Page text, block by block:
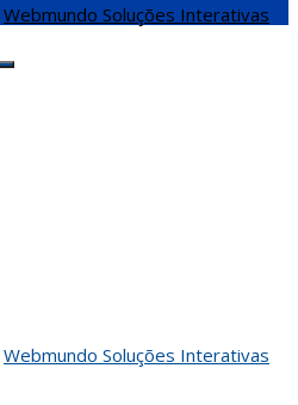
Webmundo Soluções Interativas
Webmundo Soluções Interativas